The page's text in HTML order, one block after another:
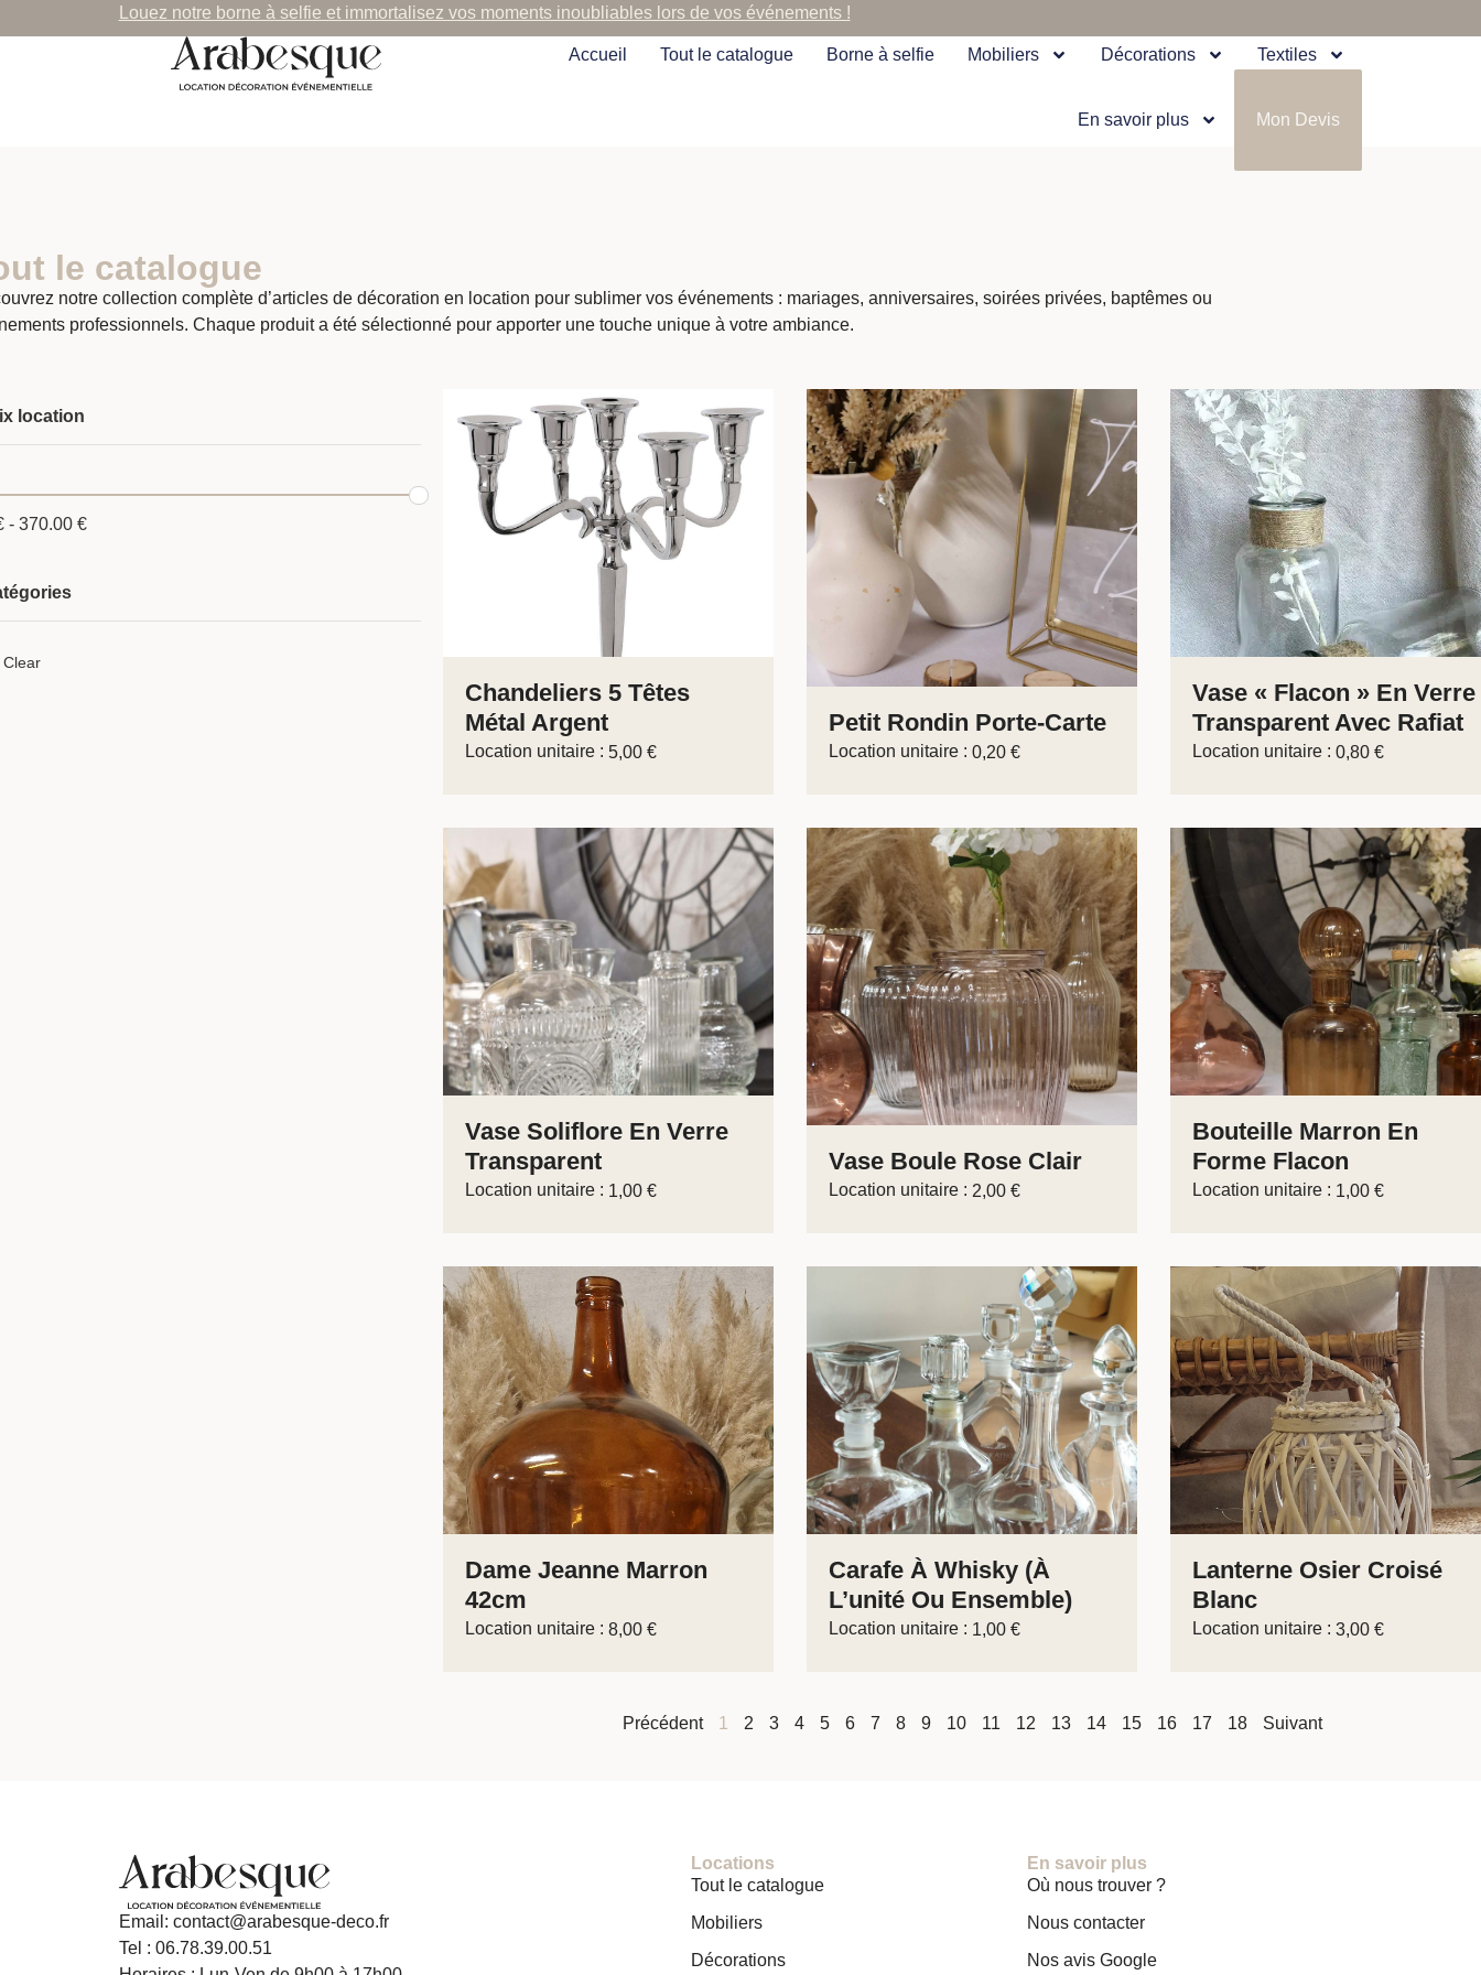
Louez notre borne à selfie et immortalisez vos moments inoubliables lors de vos événements !
Accueil Tout le catalogue Borne à selfie Mobiliers Décorations Textiles
En savoir plus Mon Devis
le catalogue
notre collection complète d’articles de décoration en location pour sublimer vos événements : mariages, anniversaires, soirées privées, baptêmes ou
professionnels. Chaque produit a été sélectionné pour apporter une touche unique à votre ambiance.
location
- 370.00 €
Chandeliers 5 Têtes
Métal Argent
Location unitaire : 5,00 €
Petit Rondin Porte-Carte
Location unitaire : 0,20 €
Vase « Flacon » En Verre
Transparent Avec Rafiat
Location unitaire : 0,80 €
Vase Soliflore En Verre
Transparent
Location unitaire : 1,00 €
Vase Boule Rose Clair
Location unitaire : 2,00 €
Bouteille Marron En
Forme Flacon
Location unitaire : 1,00 €
Dame Jeanne Marron
42cm
Location unitaire : 8,00 €
Carafe À Whisky (à
L’unité Ou Ensemble)
Location unitaire : 1,00 €
Lanterne Osier Croisé
Blanc
Location unitaire : 3,00 €
Précédent 1 2 3 4 5 6 7 8 9 10 11 12 13 14 15 16 17 18 Suivant
Email: contact@arabesque-deco.fr
Tel : 06.78.39.00.51
Locations
Tout le catalogue
Mobiliers
Décorations
En savoir plus
Où nous trouver ?
Nous contacter
Nos avis Google